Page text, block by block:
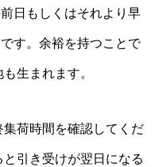
日もしくはそれより早
す。余裕を持つことで
生まれます。
荷時間を確認してくだ
引き受けが翌日になる